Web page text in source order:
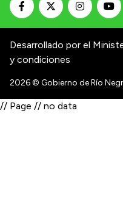
Desarrollado por el
y condiciones
2026© Gobierno de Río
// Page // no data